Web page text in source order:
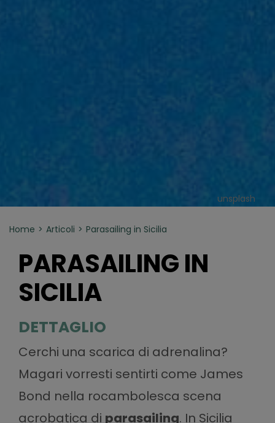
unsplash
Home Articoli Parasailing in Sicilia
PARASAILING IN
SICILIA
DETTAGLIO
Cerchi una scarica di adrenalina?
Magari vorresti sentirti come James
Bond nella rocambolesca scena
acrobatica di parasailing. In Sicilia